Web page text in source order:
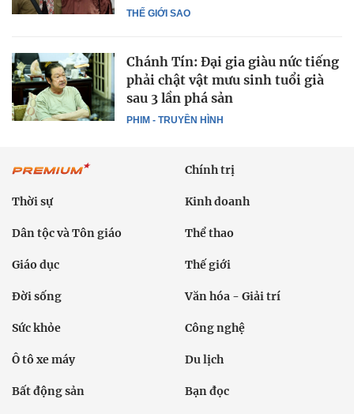
THẾ GIỚI SAO
PHIM - TRUYỀN HÌNH
Chánh Tín: Đại gia giàu nức tiếng
phải chật vật mưu sinh tuổi già
sau 3 lần phá sản
Chính trị
Thời sự Kinh doanh
Dân tộc và Tôn giáo Thể thao
Giáo dục Thế giới
Đời sống Văn hóa - Giải trí
Sức khỏe Công nghệ
Ô tô xe máy Du lịch
Bất động sản Bạn đọc